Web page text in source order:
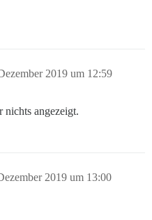
2019 um 12:59
nichts angezeigt.
2019 um 13:00